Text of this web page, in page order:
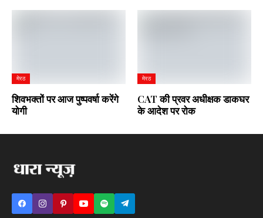
मेरठ
शिवभक्तों पर आज पुष्पवर्षा करेंगे
योगी
मेरठ
CAT की प्रवर अधीक्षक डाकघर
के आदेश पर रोक